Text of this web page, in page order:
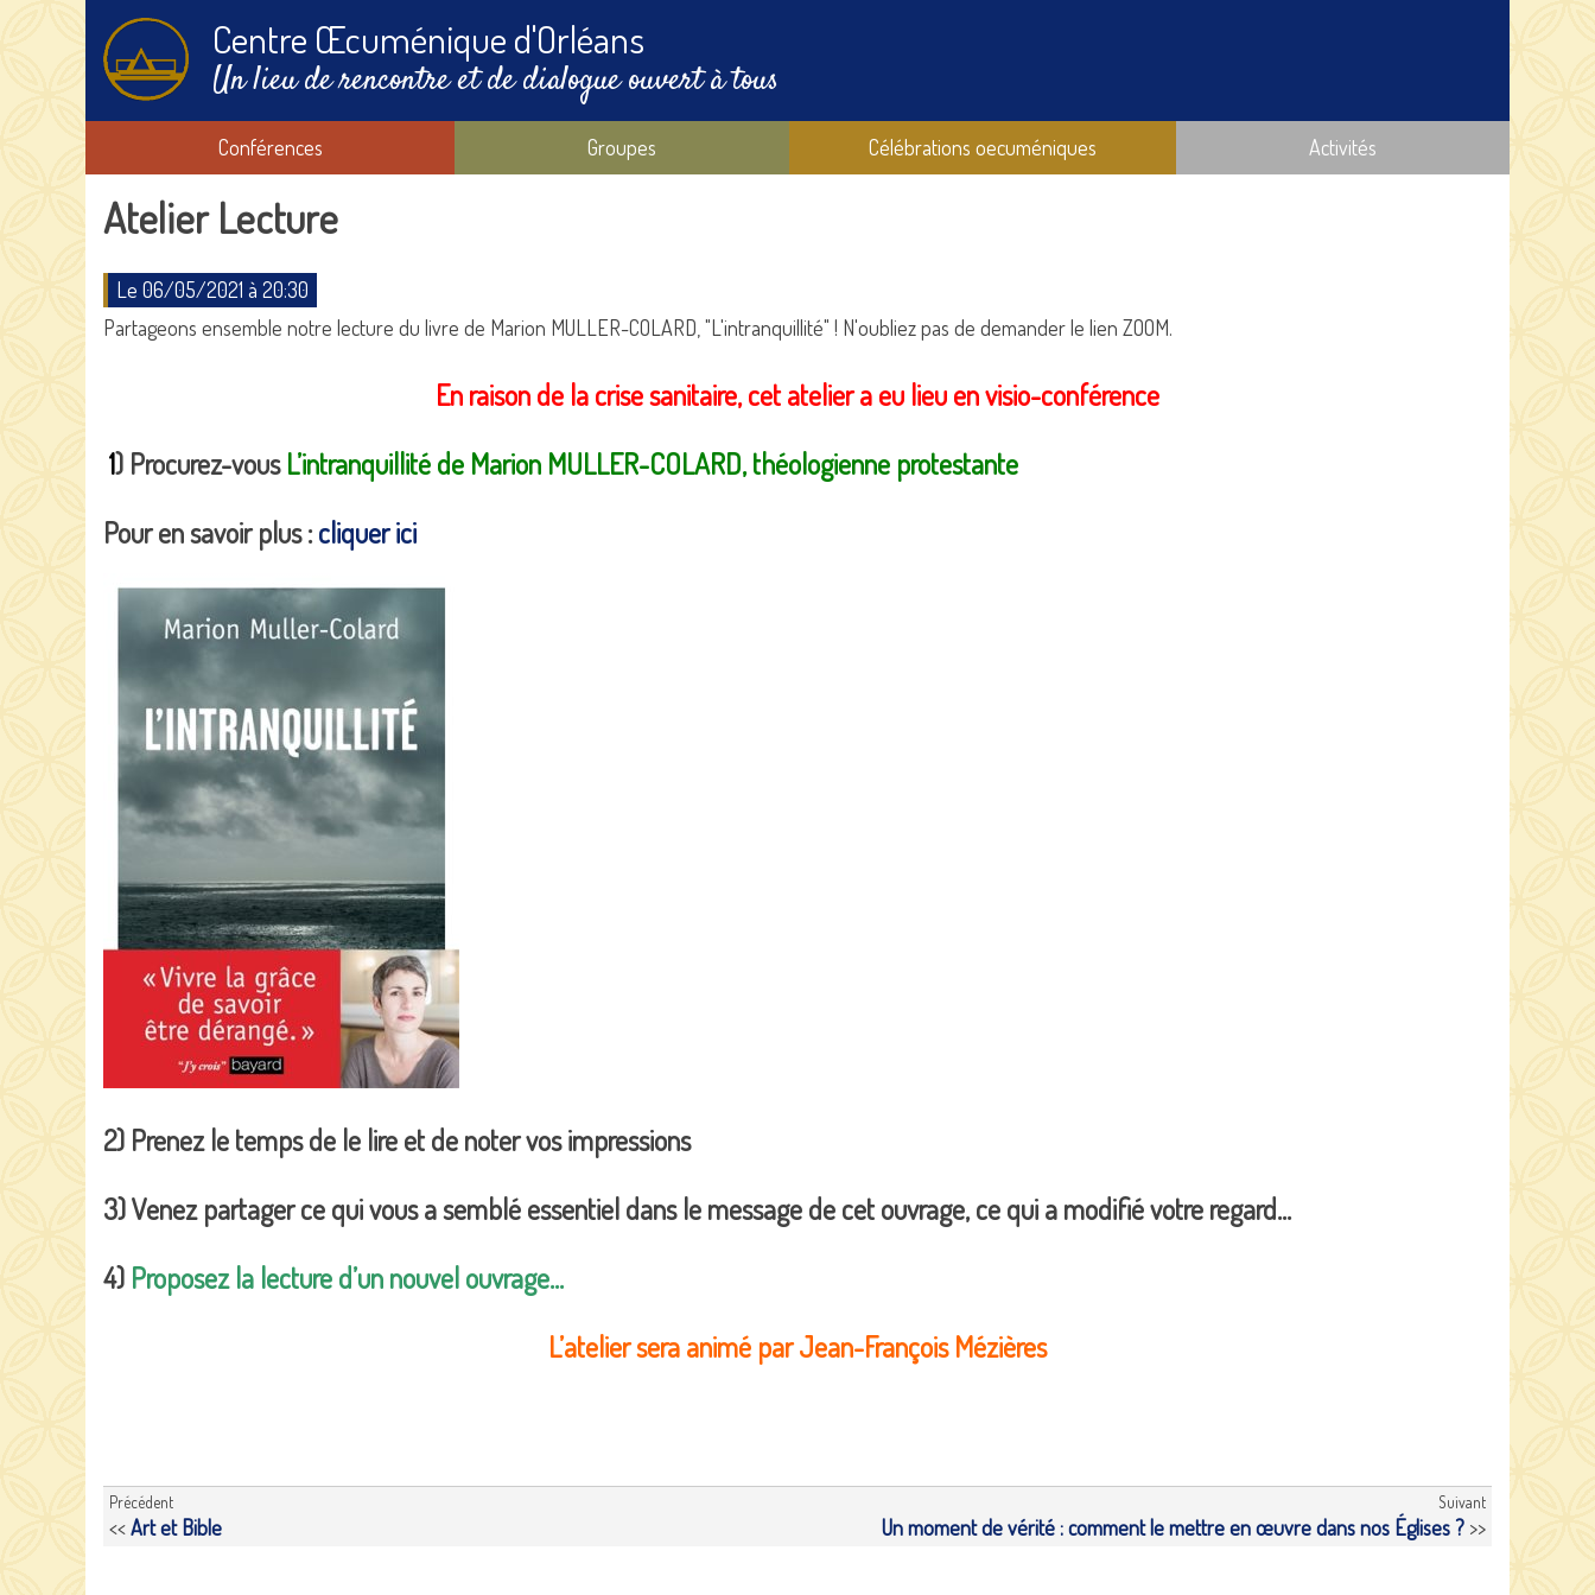
Centre Œcuménique d'Orléans
Un lieu de rencontre et de dialogue ouvert à tous
Conférences Groupes Célébrations oecuméniques Activités
Atelier Lecture
Le 06/05/2021 à 20:30
Partageons ensemble notre lecture du livre de Marion MULLER-COLARD, "L'intranquillité" ! N'oubliez pas de demander le lien ZOOM.
En raison de la crise sanitaire, cet atelier a eu lieu en visio-conférence
1) Procurez-vousL’intranquillité de Marion MULLER-COLARD, théologienne protestante
Pour en savoir plus :cliquer ici
2) Prenez le temps de le lire et de noter vos impressions
3) Venez partager ce qui vous a semblé essentiel dans le message de cet ouvrage, ce qui a modifié votre regard…
4) Proposez la lecture d’un nouvel ouvrage…
L’atelier sera animé par Jean-François Mézières
Précédent
<<Art et Bible
Suivant
Un moment de vérité : comment le mettre en œuvre dans nos Églises ? >>